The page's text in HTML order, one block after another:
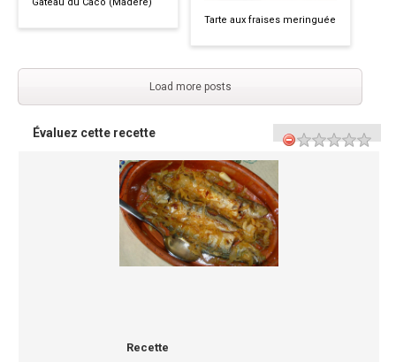
Tarte aux fraises meringuée
Load more posts
Évaluez cette recette
Recette